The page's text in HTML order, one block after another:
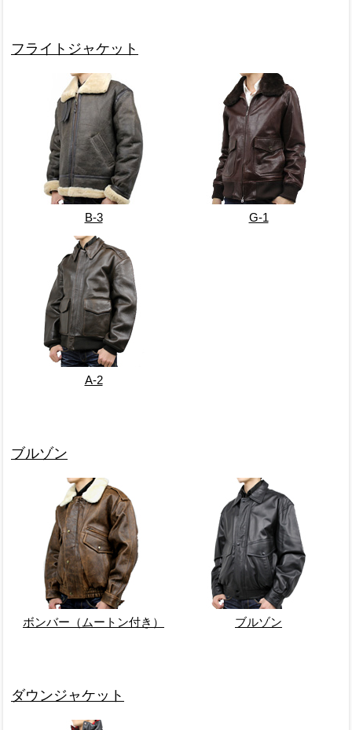
フライトジャケット
B-3 G-1
A-2
ブルゾン
ボンバー（ムートン付き） ブルゾン
ダウンジャケット